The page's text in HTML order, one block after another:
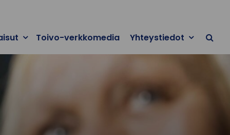
Toivo-verkkomedia Yhteystiedot